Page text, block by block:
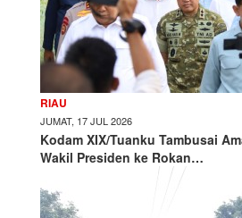
RIAU
JUMAT, 17 JUL 2026
Kodam XIX/Tuanku Tambusai
Wakil Presiden ke Rokan…